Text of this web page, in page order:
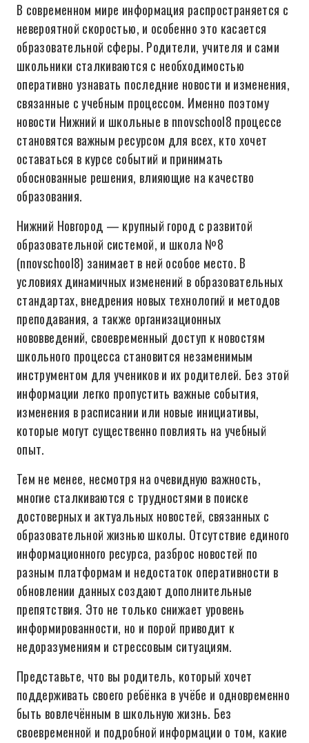
В современном мире информация распространяется с
невероятной скоростью, и особенно это касается
образовательной сферы. Родители, учителя и сами
школьники сталкиваются с необходимостью
оперативно узнавать последние новости и изменения,
связанные с учебным процессом. Именно поэтому
новости Нижний и школьные в nnovschool8 процессе
становятся важным ресурсом для всех, кто хочет
оставаться в курсе событий и принимать
обоснованные решения, влияющие на качество
образования.
Нижний Новгород — крупный город с развитой
образовательной системой, и школа №8
(nnovschool8) занимает в ней особое место. В
условиях динамичных изменений в образовательных
стандартах, внедрения новых технологий и методов
преподавания, а также организационных
нововведений, своевременный доступ к новостям
школьного процесса становится незаменимым
инструментом для учеников и их родителей. Без этой
информации легко пропустить важные события,
изменения в расписании или новые инициативы,
которые могут существенно повлиять на учебный
опыт.
Тем не менее, несмотря на очевидную важность,
многие сталкиваются с трудностями в поиске
достоверных и актуальных новостей, связанных с
образовательной жизнью школы. Отсутствие единого
информационного ресурса, разброс новостей по
разным платформам и недостаток оперативности в
обновлении данных создают дополнительные
препятствия. Это не только снижает уровень
информированности, но и порой приводит к
недоразумениям и стрессовым ситуациям.
Представьте, что вы родитель, который хочет
поддерживать своего ребёнка в учёбе и одновременно
быть вовлечённым в школьную жизнь. Без
своевременной и подробной информации о том, какие